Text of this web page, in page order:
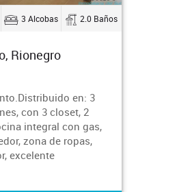
3 Alcobas 2.0 Baños
Rionegro
en: 3
con 3 closet, 2
integral con gas,
zona de ropas,
excelente